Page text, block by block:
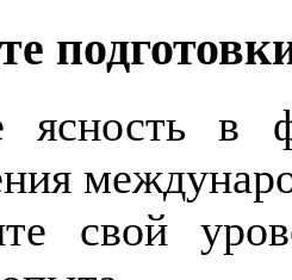
ясность в
свой